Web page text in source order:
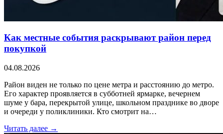
Как местные события раскрывают район перед
покупкой
04.08.2026
Район виден не только по цене метра и расстоянию до метро.
Его характер проявляется в субботней ярмарке, вечернем
шуме у бара, перекрытой улице, школьном празднике во дворе
и очереди у поликлиники. Кто смотрит на…
Читать далее →